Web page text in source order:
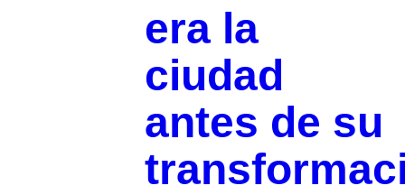
era la
ciudad
antes de su